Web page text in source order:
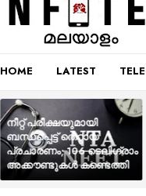
HOME LATEST
നീറ്റ് പരീക്ഷയുമായി
ബന്ധപ്പെട്ട് തെറ്റായ
പ്രചാരണം; 106 ടെലിഗ്രാം
അക്കൗണ്ടുകൾ കണ്ടെത്തി